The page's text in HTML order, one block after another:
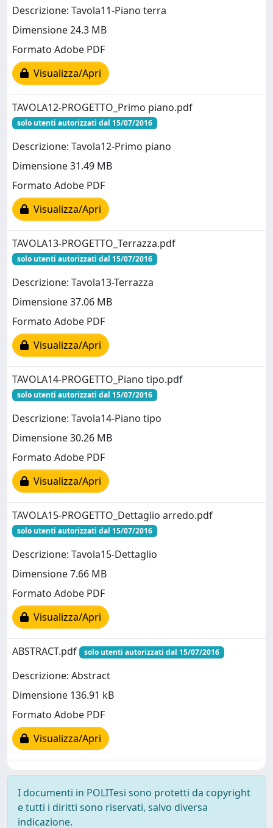
Descrizione: Tavola11-Piano terra
Dimensione 24.3 MB
Formato Adobe PDF
Visualizza/Apri
TAVOLA12-PROGETTO_Primo piano.pdf
solo utenti autorizzati dal 15/07/2016
Descrizione: Tavola12-Primo piano
Dimensione 31.49 MB
Formato Adobe PDF
Visualizza/Apri
TAVOLA13-PROGETTO_Terrazza.pdf
solo utenti autorizzati dal 15/07/2016
Descrizione: Tavola13-Terrazza
Dimensione 37.06 MB
Formato Adobe PDF
Visualizza/Apri
TAVOLA14-PROGETTO_Piano tipo.pdf
solo utenti autorizzati dal 15/07/2016
Descrizione: Tavola14-Piano tipo
Dimensione 30.26 MB
Formato Adobe PDF
Visualizza/Apri
TAVOLA15-PROGETTO_Dettaglio arredo.pdf
solo utenti autorizzati dal 15/07/2016
Descrizione: Tavola15-Dettaglio
Dimensione 7.66 MB
Formato Adobe PDF
Visualizza/Apri
ABSTRACT.pdf solo utenti autorizzati dal 15/07/2016
Descrizione: Abstract
Dimensione 136.91 kB
Formato Adobe PDF
Visualizza/Apri
I documenti in POLITesi sono protetti da copyright
e tutti i diritti sono riservati, salvo diversa
indicazione.